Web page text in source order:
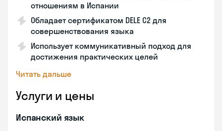
отношениям в Испании
Обладает сертификатом DELE C2 для
совершенствования языка
Использует коммуникативный подход для
достижения практических целей
Читать дальше
Услуги и цены
Испанский язык